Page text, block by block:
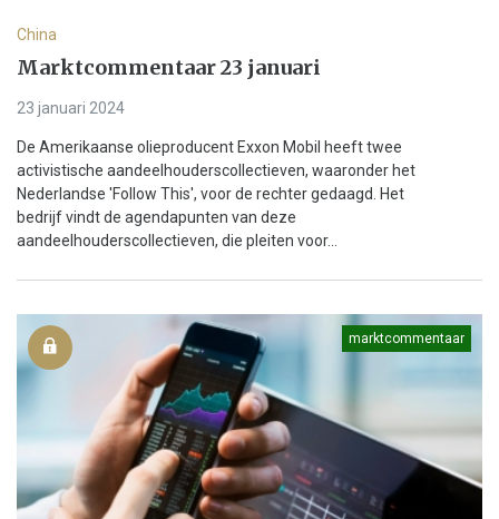
China
Marktcommentaar 23 januari
23 januari 2024
De Amerikaanse olieproducent Exxon Mobil heeft twee
activistische aandeelhouderscollectieven, waaronder het
Nederlandse 'Follow This', voor de rechter gedaagd. Het
bedrijf vindt de agendapunten van deze
aandeelhouderscollectieven, die pleiten voor...
marktcommentaar